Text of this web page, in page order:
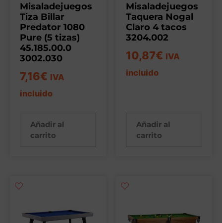
Misaladejuegos
Tiza Billar
Predator 1080
Pure (5 tizas)
45.185.00.0
3002.030
7,16€ IVA
incluido
Añadir al
carrito
Misaladejuegos
Taquera Nogal
Claro 4 tacos
3204.002
10,87€ IVA
incluido
Añadir al
carrito